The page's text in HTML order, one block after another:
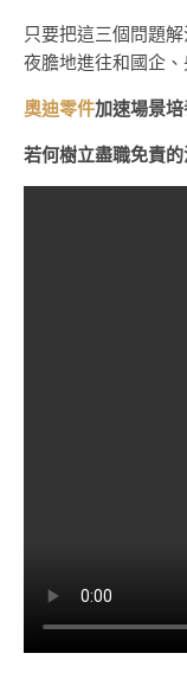
只要把這三個問題解
夜膽地進往和國企
奧迪零件加速場景
若何樹立盡職免責的